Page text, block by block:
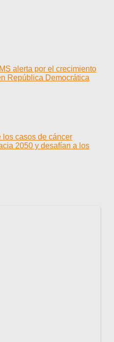
alerta por el crecimiento
República Democrática
los casos de cáncer
2050 y desafían a los